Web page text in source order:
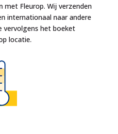
met Fleurop. Wij verzenden
internationaal naar andere
vervolgens het boeket
locatie.